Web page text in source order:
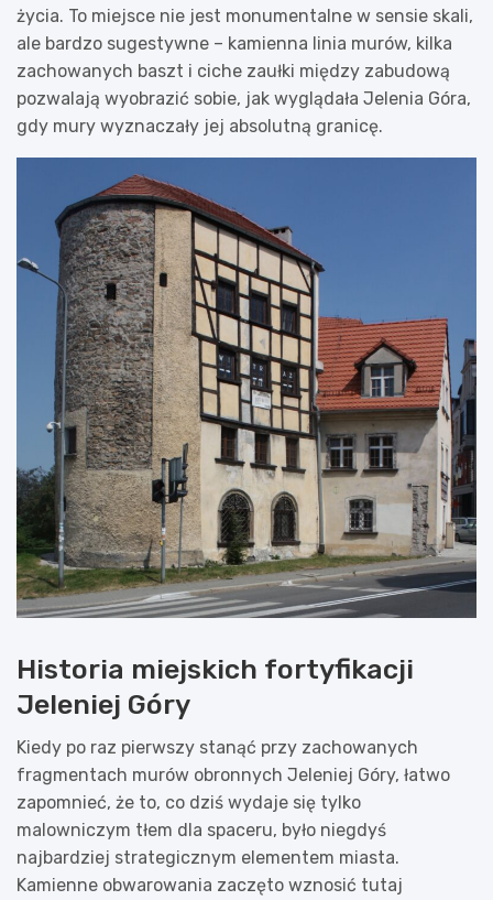
życia. To miejsce nie jest monumentalne w sensie skali,
ale bardzo sugestywne – kamienna linia murów, kilka
zachowanych baszt i ciche zaułki między zabudową
pozwalają wyobrazić sobie, jak wyglądała Jelenia Góra,
gdy mury wyznaczały jej absolutną granicę.
Historia miejskich fortyfikacji
Jeleniej Góry
Kiedy po raz pierwszy stanąć przy zachowanych
fragmentach murów obronnych Jeleniej Góry, łatwo
zapomnieć, że to, co dziś wydaje się tylko
malowniczym tłem dla spaceru, było niegdyś
najbardziej strategicznym elementem miasta.
Kamienne obwarowania zaczęto wznosić tutaj